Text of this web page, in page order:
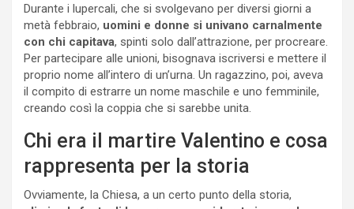
Durante i lupercali, che si svolgevano per diversi giorni a
metà febbraio, uomini e donne si univano carnalmente
con chi capitava, spinti solo dall’attrazione, per procreare.
Per partecipare alle unioni, bisognava iscriversi e mettere il
proprio nome all’intero di un’urna. Un ragazzino, poi, aveva
il compito di estrarre un nome maschile e uno femminile,
creando così la coppia che si sarebbe unita.
Chi era il martire Valentino e cosa
rappresenta per la storia
Ovviamente, la Chiesa, a un certo punto della storia,